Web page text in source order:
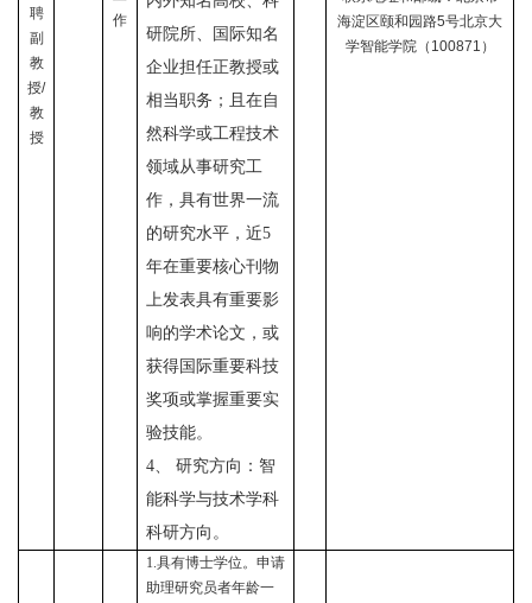
聘
副
教
授/
教
授
作
研院所、国际知名
企业担任正教授或
相当职务；且在自
然科学或工程技术
领域从事研究工
作，具有世界一流
的研究水平，近5
年在重要核心刊物
上发表具有重要影
响的学术论文，或
获得国际重要科技
奖项或掌握重要实
验技能。
4、 研究方向：智
能科学与技术学科
科研方向 。
海淀区颐和园路5号北京大
学智能学院（ 100871 ）
1.具有博士学位。申请
助理研究员者年龄一